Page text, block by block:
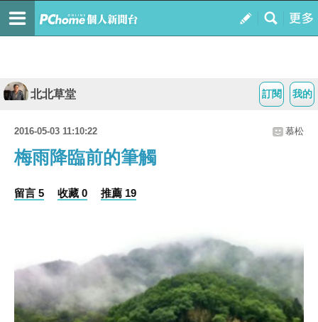
我的
訂閱
北北草堂
2016-05-03 11:10:22 慕松
梅雨降臨前的筆觸
留言 5 收藏 0 推薦 19